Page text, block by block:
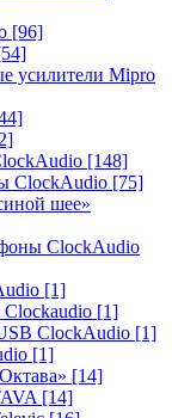
[96]
усилители Mipro
[148]
ClockAudio [75]
шее»
ClockAudio
[1]
[1]
ClockAudio [1]
[1]
[14]
[14]